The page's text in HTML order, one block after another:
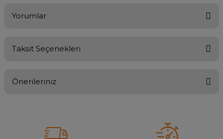
Yorumlar
Taksit Seçenekleri
Önerileriniz
Görüş ve önerileriniz için teşekkür ederiz.